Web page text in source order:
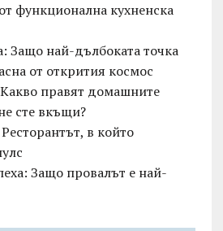
функционална кухненска
Защо най-дълбоката точка
от открития космос
правят домашните
сте вкъщи?
в който
Защо провалът е най-